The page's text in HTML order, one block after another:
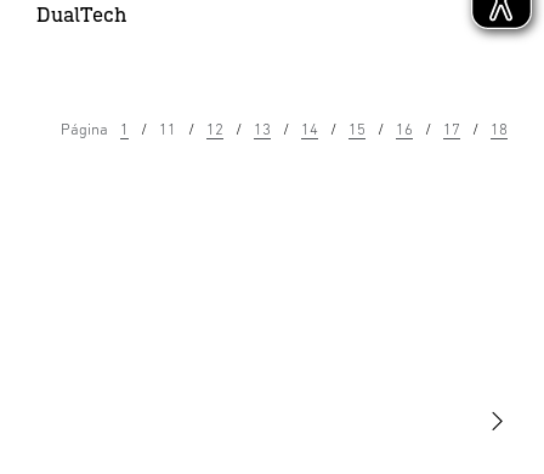
DualTech
Página 1 11 12 13 14 15 16 17 18